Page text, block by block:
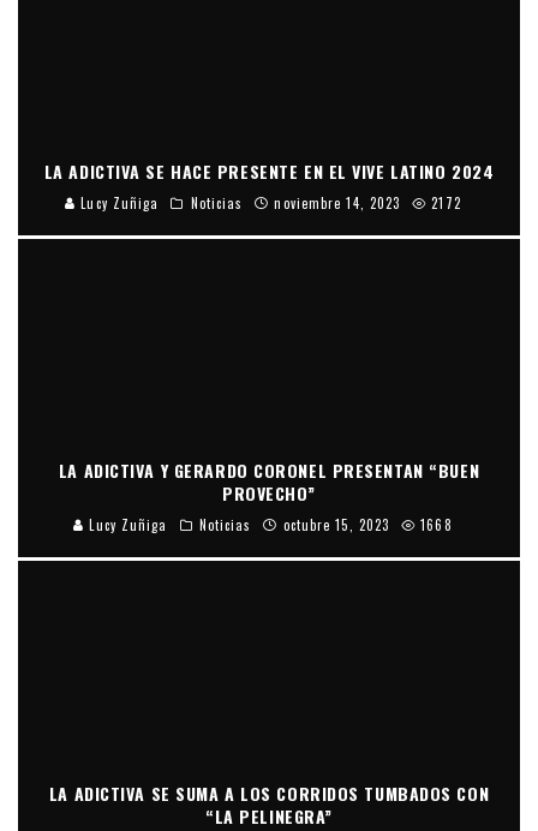
LA ADICTIVA SE HACE PRESENTE EN EL VIVE LATINO 2024
Lucy Zuñiga Noticias noviembre 14, 2023 2172
LA ADICTIVA Y GERARDO CORONEL PRESENTAN “BUEN
PROVECHO”
Lucy Zuñiga Noticias octubre 15, 2023 1668
LA ADICTIVA SE SUMA A LOS CORRIDOS TUMBADOS CON
“LA PELINEGRA”